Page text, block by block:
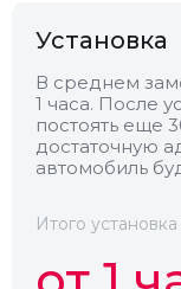
Обогрев
Установка
В среднем
1 часа. После
постоять еще
достаточную
автомобиль
Итого